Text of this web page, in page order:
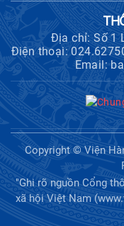
Hội thảo khoa học
6 tháng đầu năm
động lực và triển
Hội nghị Ban Chỉ
Hàn lâm Khoa học
Hội thảo quốc tế
triển Việt Nam trong
Định hướng chiến
chính sách”
Địa chỉ: Số 1
Điện thoại:
Email:
Copyright © Viện
"Ghi rõ nguồn Cổng
xã hội Việt Nam